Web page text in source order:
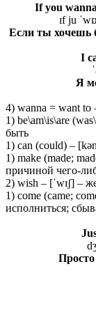
If you
ɪf ju
Если ты хочешь
I
Я
4) wanna = want to
1) be\am\is\are
быть
1) can (could) –
1) make (made;
причиной чего-
2) wish – [ˈwɪʃ] –
1) come (came;
исполниться;